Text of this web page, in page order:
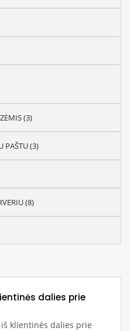
(3)
PAŠTU (3)
(8)
dalies prie
klientinės dalies prie